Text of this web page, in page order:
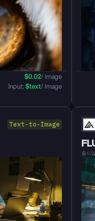
$0.02/ Image
Input: $text/ Image
Text-to-Image
출시